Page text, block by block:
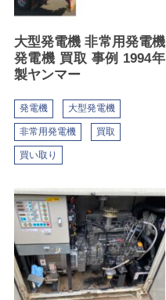
大型発電機 非常用発電機
発電機 買取 事例 1994年
製ヤンマー
発電機 大型発電機
非常用発電機 買取
買い取り